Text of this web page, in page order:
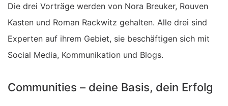
Die drei Vorträge werden von Nora Breuker, Rouven
Kasten und Roman Rackwitz gehalten. Alle drei sind
Experten auf ihrem Gebiet, sie beschäftigen sich mit
Social Media, Kommunikation und Blogs.
Communities – deine Basis, dein Erfolg